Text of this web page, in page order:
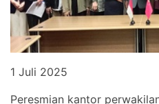
1 Juli 2025
Peresmian kantor